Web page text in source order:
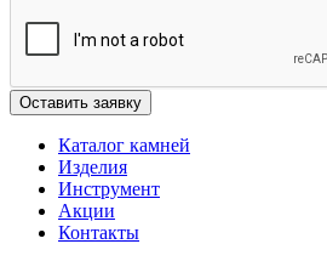
Каталог камней
Изделия
Инструмент
Акции
Контакты